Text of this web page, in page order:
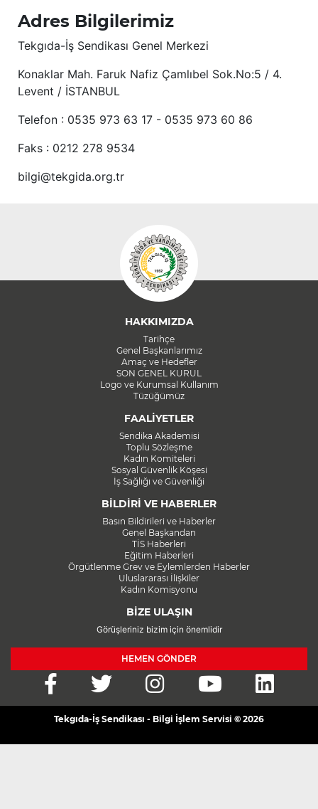
Adres Bilgilerimiz
Tekgıda-İş Sendikası Genel Merkezi
Konaklar Mah. Faruk Nafiz Çamlıbel Sok.No:5 / 4.
Levent / İSTANBUL
Telefon : 0535 973 63 17 - 0535 973 60 86
Faks : 0212 278 9534
bilgi@tekgida.org.tr
HAKKIMIZDA
Tarihçe
Genel Başkanlarımız
Amaç ve Hedefler
SON GENEL KURUL
Logo ve Kurumsal Kullanım
Tüzüğümüz
FAALİYETLER
Sendika Akademisi
Toplu Sözleşme
Kadın Komiteleri
Sosyal Güvenlik Köşesi
İş Sağlığı ve Güvenliği
BİLDİRİ VE HABERLER
Basın Bildirileri ve Haberler
Genel Başkandan
TİS Haberleri
Eğitim Haberleri
Örgütlenme Grev ve Eylemlerden Haberler
Uluslararası İlişkiler
Kadın Komisyonu
BİZE ULAŞIN
Görüşleriniz bizim için önemlidir
HEMEN GÖNDER
Tekgıda-İş Sendikası - Bilgi İşlem Servisi © 2026